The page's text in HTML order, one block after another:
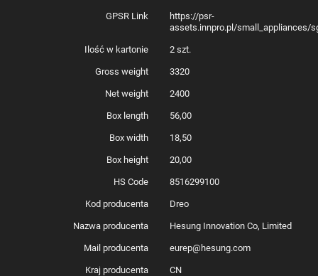
GPSR Link
https://psr-
assets.innpro.pl/small_appliances/
Ilość w kartonie 2 szt.
Gross weight 3320
Net weight 2400
Box length 56,00
Box width 18,50
Box height 20,00
HS Code 8516299100
Kod producenta Dreo
Nazwa producenta Hesung Innovation Co, Limited
Mail producenta eurep@hesung.com
Kraj producenta CN